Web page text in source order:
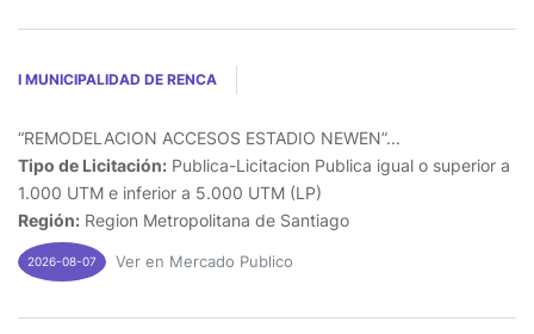
I MUNICIPALIDAD DE RENCA
“REMODELACION ACCESOS ESTADIO NEWEN”...
Tipo de Licitación: Publica-Licitacion Publica igual o superior a
1.000 UTM e inferior a 5.000 UTM (LP)
Región: Region Metropolitana de Santiago
2026-08-07 Ver en Mercado Publico